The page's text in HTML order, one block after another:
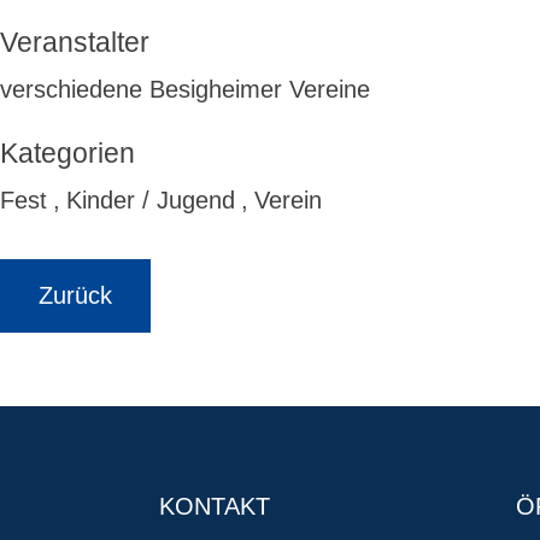
Veranstalter
verschiedene Besigheimer Vereine
Fest , Kinder / Jugend , Verein
Zurück
KONTAKT